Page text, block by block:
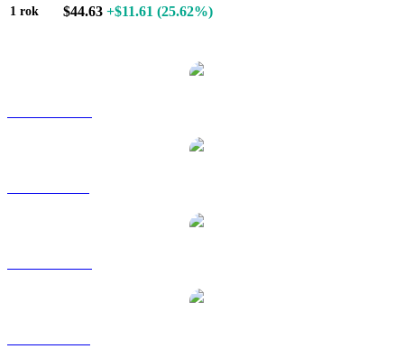
1 rok $44.63 +$11.61 (25.62%)